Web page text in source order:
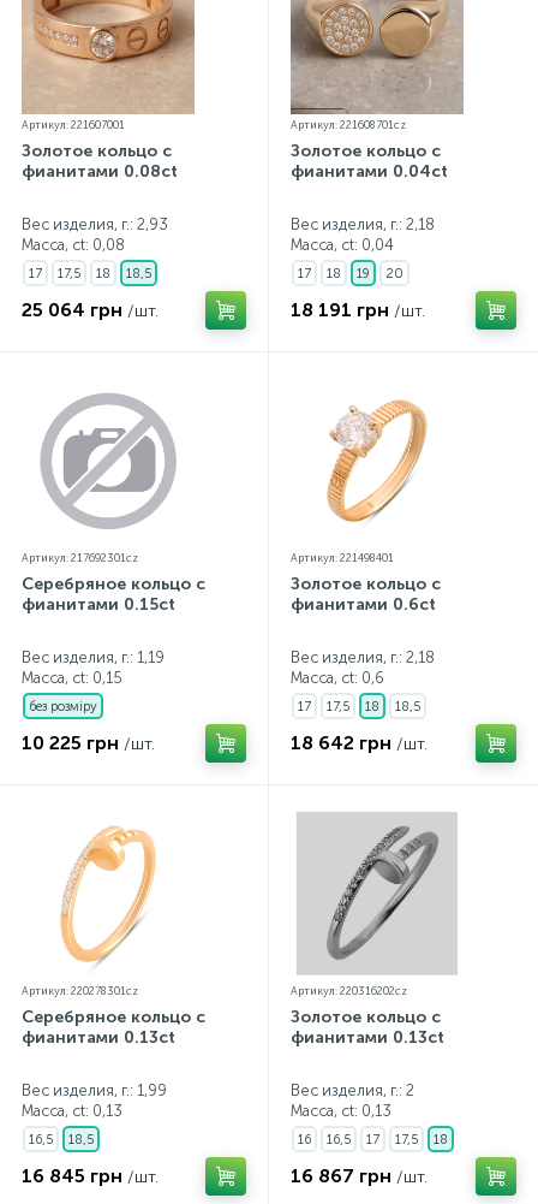
Артикул: 221607001
Золотое кольцо с
фианитами 0.08ct
Вес изделия, г.: 2,93
Масса, ct: 0,08
17 17,5 18 18,5
25 064 грн /шт.
Артикул: 221608701cz
Золотое кольцо с
фианитами 0.04ct
Вес изделия, г.: 2,18
Масса, ct: 0,04
17 18 19 20
18 191 грн /шт.
Артикул: 217692301cz
Серебряное кольцо с
фианитами 0.15ct
Вес изделия, г.: 1,19
Масса, ct: 0,15
без розміру
10 225 грн /шт.
Артикул: 221498401
Золотое кольцо с
фианитами 0.6ct
Вес изделия, г.: 2,18
Масса, ct: 0,6
17 17,5 18 18,5
18 642 грн /шт.
Артикул: 220278301cz
Серебряное кольцо с
фианитами 0.13ct
Вес изделия, г.: 1,99
Масса, ct: 0,13
16,5 18,5
16 845 грн /шт.
Артикул: 220316202cz
Золотое кольцо с
фианитами 0.13ct
Вес изделия, г.: 2
Масса, ct: 0,13
16 16,5 17 17,5 18
16 867 грн /шт.